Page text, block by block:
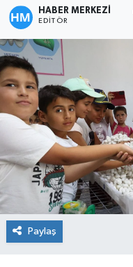
HABER MERKEZİ
EDITÖR
Paylaş
KÜLTÜR SANAT
Haber Arşivi